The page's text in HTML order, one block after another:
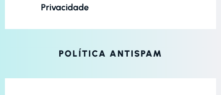
Privacidade
POLÍTICA ANTISPAM